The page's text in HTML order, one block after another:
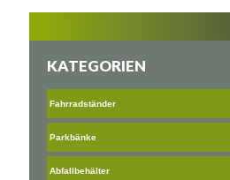
KATEGORIEN
Fahrradständer
Parkbänke
Abfallbehälter